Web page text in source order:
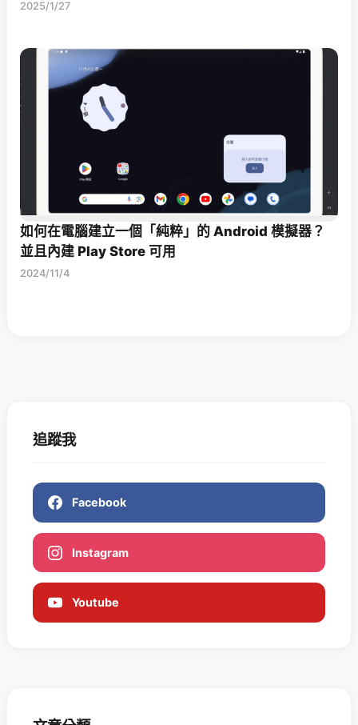
2025/1/27
如何在電腦建立一個「純粹」的 Android 模擬器？
並且內建 Play Store 可用
2024/11/4
追蹤我
Facebook
Instagram
Youtube